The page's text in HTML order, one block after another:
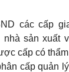
các cấp
sản xuất
cấp có
cấp quản